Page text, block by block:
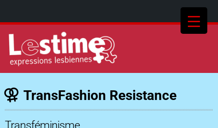
TransFashion Resistance
Transféminisme